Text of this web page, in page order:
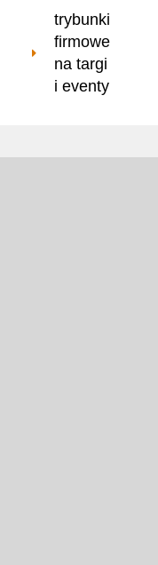
trybunki
firmowe
na targi
i eventy